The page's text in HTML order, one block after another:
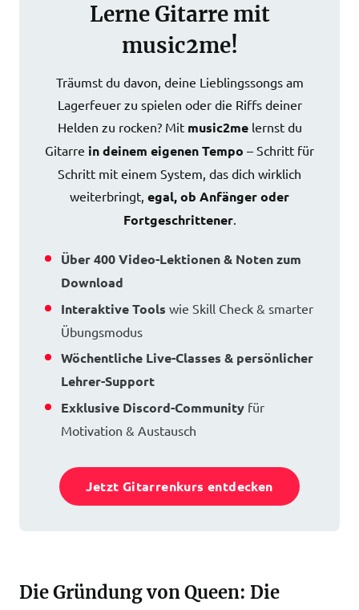
Lerne Gitarre mit
music2me!
Träumst du davon, deine Lieblingssongs am
Lagerfeuer zu spielen oder die Riffs deiner
Helden zu rocken? Mit music2melernst du
Gitarre in deinem eigenen Tempo – Schritt für
Schritt mit einem System, das dich wirklich
weiterbringt, egal, ob Anfänger oder
Fortgeschrittener.
Über 400 Video-Lektionen & Noten zum
Download
Interaktive Tools wie Skill Check & smarter
Übungsmodus
Wöchentliche Live-Classes & persönlicher
Lehrer-Support
Exklusive Discord-Community für
Motivation & Austausch
Jetzt Gitarrenkurs entdecken
Die Gründung von Queen: Die